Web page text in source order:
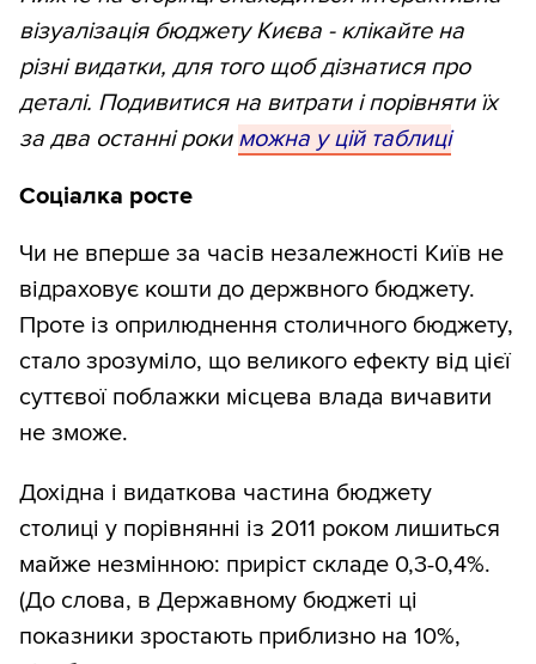
візуалізація бюджету Києва - клікайте на
різні видатки, для того щоб дізнатися про
деталі. Подивитися на витрати і порівняти їх
за два останні роки можна у цій таблиці
Соціалка росте
Чи не вперше за часів незалежності Київ не
відраховує кошти до держвного бюджету.
Проте із оприлюднення столичного бюджету,
стало зрозуміло, що великого ефекту від цієї
суттєвої поблажки місцева влада вичавити
не зможе.
Дохідна і видаткова частина бюджету
столиці у порівнянні із 2011 роком лишиться
майже незмінною: приріст складе 0,3-0,4%.
(До слова, в Державному бюджеті ці
показники зростають приблизно на 10%,